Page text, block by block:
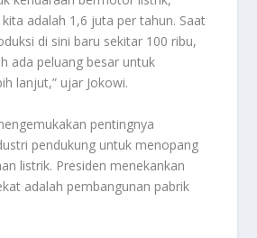
adalah 1,6 juta per tahun. Saat
di sini baru sekitar 100 ribu,
ada peluang besar untuk
lanjut,” ujar Jokowi.
pentingnya
pendukung untuk menopang
listrik. Presiden menekankan
adalah pembangunan pabrik